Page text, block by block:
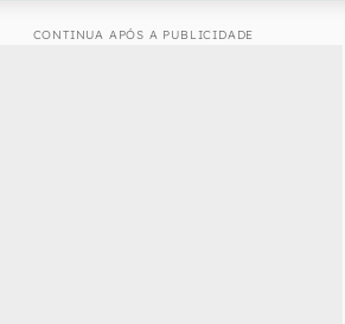
CONTINUA APÓS A PUBLICIDADE